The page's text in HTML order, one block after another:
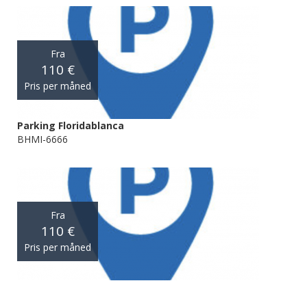
Fra
110 €
Pris per måned
Parking Floridablanca
BHMI-6666
Fra
110 €
Pris per måned